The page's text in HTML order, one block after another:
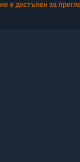
е достъпен за